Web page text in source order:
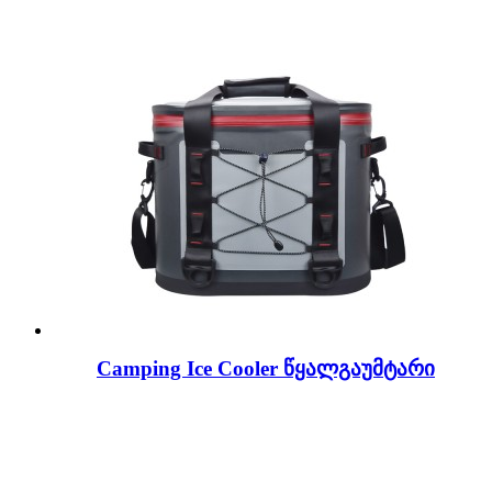
Camping Ice Cooler წყალგაუმტარი